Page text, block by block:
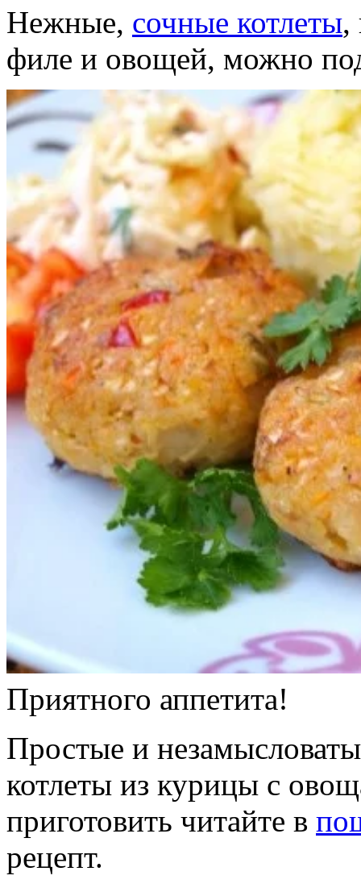
Нежные, сочные котлеты,
филе и овощей, можно
Приятного аппетита!
Простые и
котлеты из курицы с
приготовить читайте в
рецепт.